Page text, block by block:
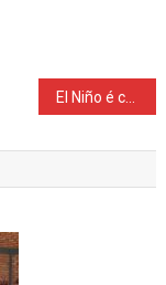
El Niño é confirmado e Simepar prevê aumento de chuvas até dezembro